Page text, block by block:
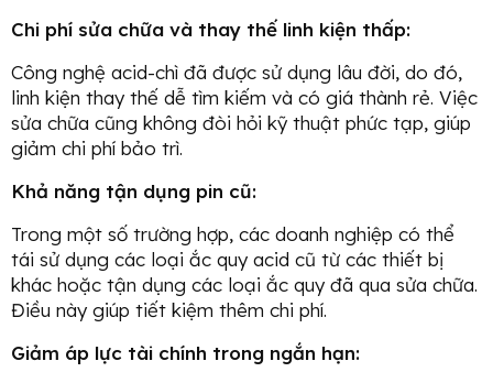
Chi phí sửa chữa và thay thế linh kiện thấp:
Công nghệ acid-chì đã được sử dụng lâu đời, do đó,
linh kiện thay thế dễ tìm kiếm và có giá thành rẻ. Việc
sửa chữa cũng không đòi hỏi kỹ thuật phức tạp, giúp
giảm chi phí bảo trì.
Khả năng tận dụng pin cũ:
Trong một số trường hợp, các doanh nghiệp có thể
tái sử dụng các loại ắc quy acid cũ từ các thiết bị
khác hoặc tận dụng các loại ắc quy đã qua sửa chữa.
Điều này giúp tiết kiệm thêm chi phí.
Giảm áp lực tài chính trong ngắn hạn: